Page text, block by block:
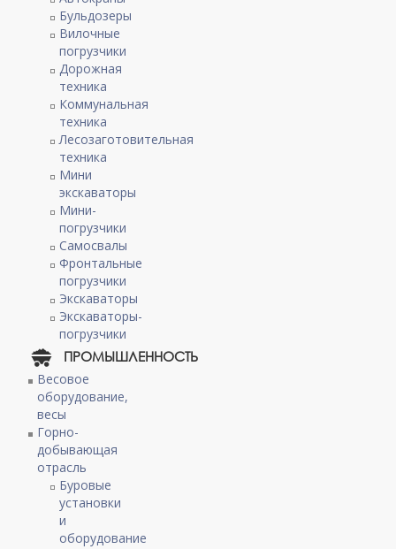
Бульдозеры
Вилочные
погрузчики
Дорожная
техника
Коммунальная
техника
Лесозаготовительная
техника
Мини
экскаваторы
Мини-
погрузчики
Самосвалы
Фронтальные
погрузчики
Экскаваторы
Экскаваторы-
погрузчики
ПРОМЫШЛЕННОСТЬ
Весовое
оборудование,
весы
Горно-
добывающая
отрасль
Буровые
установки
и
оборудование